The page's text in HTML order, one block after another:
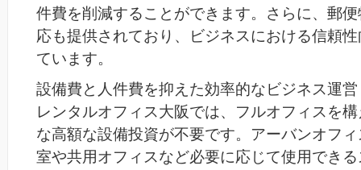
件費を削減することができます。さらに、郵
応も提供されており、ビジネスにおける信頼
ています。
設備費と人件費を抑えた効率的なビジネス運営
レンタルオフィス大阪では、フルオフィスを
な高額な設備投資が不要です。アーバンオフ
室や共用オフィスなど必要に応じて使用でき